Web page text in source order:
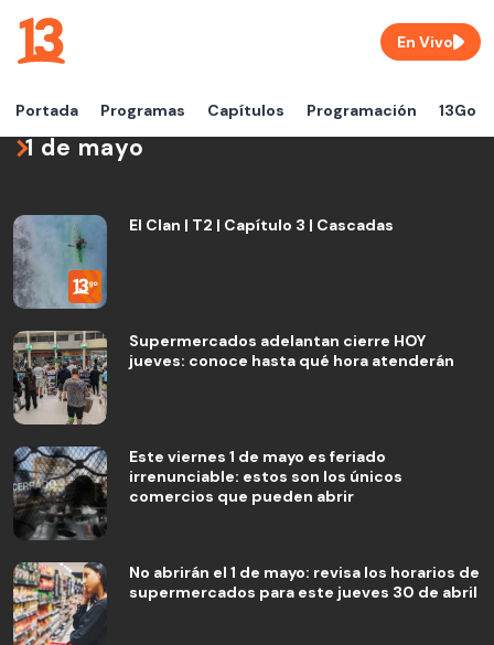
Portada Programas Capítulos Programación 13Go
En Vivo
1 de mayo
El Clan | T2 | Capítulo 3 | Cascadas
Supermercados adelantan cierre HOY
jueves: conoce hasta qué hora atenderán
Este viernes 1 de mayo es feriado
irrenunciable: estos son los únicos
comercios que pueden abrir
No abrirán el 1 de mayo: revisa los horarios de
supermercados para este jueves 30 de abril